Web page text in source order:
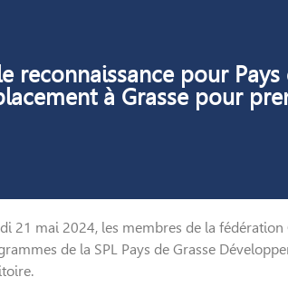
reconnaissance pour
à Grasse pour
21 mai 2024, les membres de la fédération
de la SPL Pays de Grasse